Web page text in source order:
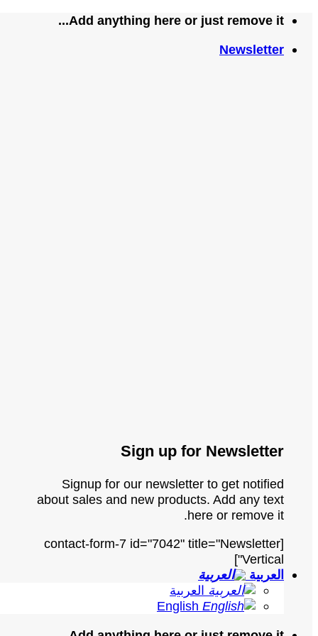
تخطيAdd anything here or just remove it...
Newsletter
Sign up for Newsletter
Signup for our newsletter to get notified
about sales and new products. Add any text
here or remove it.
[contact-form-7 id="7042" title="Newsletter
Vertical"]
العربية
العربية